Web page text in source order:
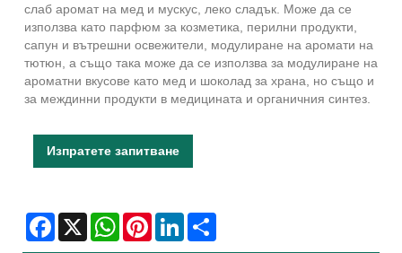
слаб аромат на мед и мускус, леко сладък. Може да се
използва като парфюм за козметика, перилни продукти,
сапун и вътрешни освежители, модулиране на аромати на
тютюн, а също така може да се използва за модулиране на
ароматни вкусове като мед и шоколад за храна, но също и
за междинни продукти в медицината и органичния синтез.
Изпратете запитване
Facebook
X WhatsAppPinterestLinkedIn